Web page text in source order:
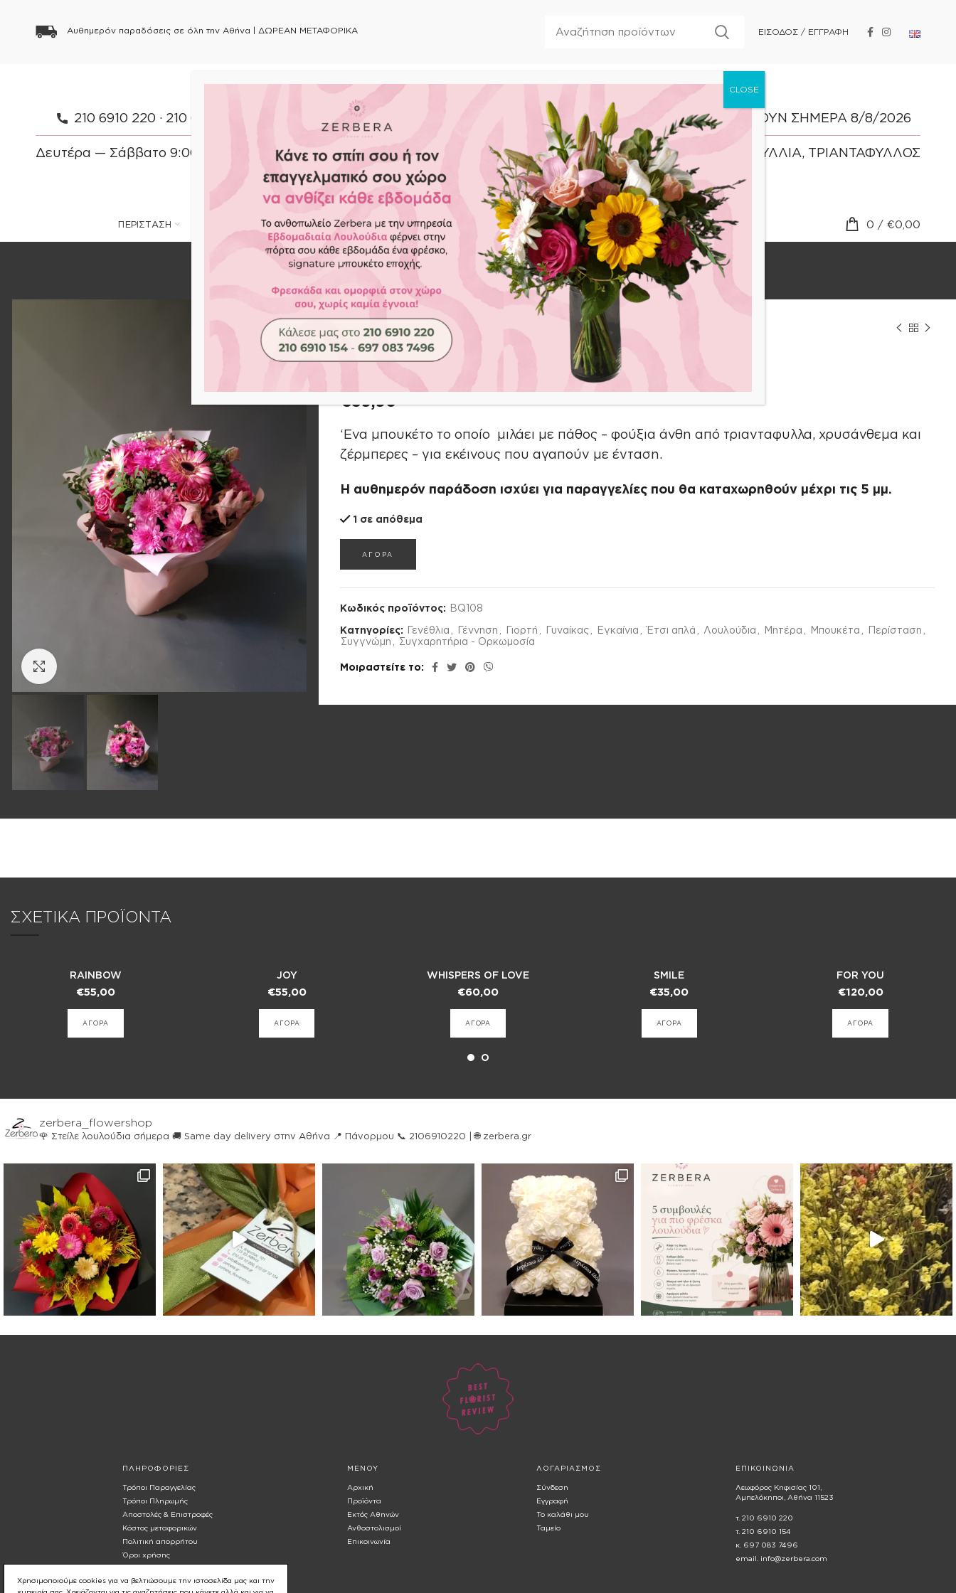
Αυθημερόν παραδόσεις σε όλη την Αθήνα | ΔΩΡΕΑΝ ΜΕΤΑΦΟΡΙΚΑ ΕΙΣΟΔΟΣ / ΕΓΓΡΑΦΗ
210 6910 220 · 210 6910 154
Δευτέρα — Σάββατο 9:00 — 21:00 Κυριακή Κλειστά
ΓΙΟΡΤΑΖΟΥΝ ΣΗΜΕΡΑ 8/8/2026
ΤΡΙΑΝΤΑΦΥΛΛΙΑ, ΤΡΙΑΝΤΑΦΥΛΛΟΣ
ΠΕΡΙΣΤΑΣΗ ΛΟΥΛΟΥΔΙΑ ΣΥΝΟΔΕΥΤΙΚΑ FOREVER ROSES ΑΝΘΟΣΤΟΛΙΣΜΟΙ BLOG ΕΠΙΚΟΙΝΩΝΙΑ 0 / €0,00
Αρχική σελίδα Shop Λουλούδια LOVELY
LOVELY
€39,90
‘Ενα μπουκέτο το οποίο μιλάει με πάθος – φούξια άνθη από τριανταφυλλα, χρυσάνθεμα και
ζέρμπερες – για εκέινους που αγαπούν με ένταση.
Η αυθημερόν παράδοση ισχύει για παραγγελίες που θα καταχωρηθούν μέχρι τις 5 μμ.
1 σε απόθεμα
ΑΓΟΡΑ
Κωδικός προϊόντος: BQ108
Κατηγορίες: Γενέθλια Γέννηση Γιορτή Γυναίκας Εγκαίνια Έτσι απλά Λουλούδια Μητέρα Μπουκέτα Περίσταση
Συγγνώμη
Συγχαρητήρια - Ορκωμοσία
Μοιραστείτε το
ΣΧΕΤΙΚΑ ΠΡΟΪΟΝΤΑ
RAINBOW
€55,00
ΑΓΟΡΑ
JOY
€55,00
ΑΓΟΡΑ
WHISPERS OF LOVE
€60,00
ΑΓΟΡΑ
SMILE
€35,00
ΑΓΟΡΑ
FOR YOU
€120,00
ΑΓΟΡΑ
zerbera_flowershop
🌹 Στείλε λουλούδια σήμερα 🚚 Same day delivery στην Αθήνα 📍 Πάνορμου 📞 2106910220 | 🌐 zerbera.gr
ΠΛΗΡΟΦΟΡΙΕΣ
Τρόποι Παραγγελίας
Τρόποι Πληρωμής
Αποστολές & Επιστροφές
Κόστος μεταφορικών
Πολιτική απορρήτου
Όροι χρήσης
ΜΕΝΟΥ
Αρχική
Προϊόντα
Εκτός Αθηνών
Ανθοστολισμοί
Επικοινωνία
ΛΟΓΑΡΙΑΣΜΟΣ
Σύνδεση
Εγγραφή
Το καλάθι μου
Ταμείο
ΕΠΙΚΟΙΝΩΝΙΑ
Λεωφόρος Κηφισίας 101,
Αμπελόκηποι, Αθήνα 11523
τ. 210 6910 220
τ. 210 6910 154
κ. 697 083 7496
email. info@zerbera.com
Χρησιμοποιούμε cookies για να βελτιώσουμε την ιστοσελίδα μας και την